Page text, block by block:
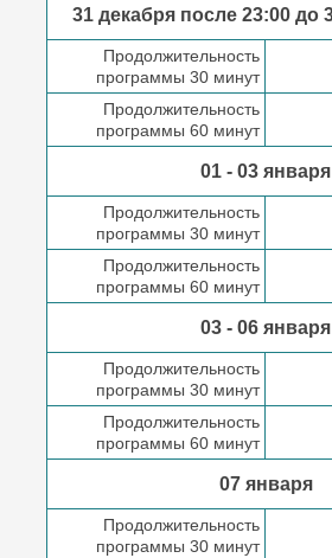
31 декабря после23:00 до
Продолжительность
программы 30 минут
Продолжительность
программы 60 минут
01 - 03 января
Продолжительность
программы 30 минут
Продолжительность
программы 60 минут
03 - 06 января
Продолжительность
программы 30 минут
Продолжительность
программы 60 минут
07 января
Продолжительность
программы 30 минут